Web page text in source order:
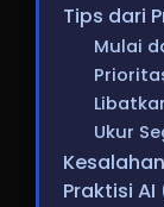
Tips dari
Mulai
Ukur
Praktisi